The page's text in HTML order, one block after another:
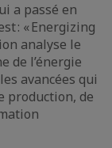
a passé en
: « Energizing
analyse le
de l’énergie
avancées qui
production, de